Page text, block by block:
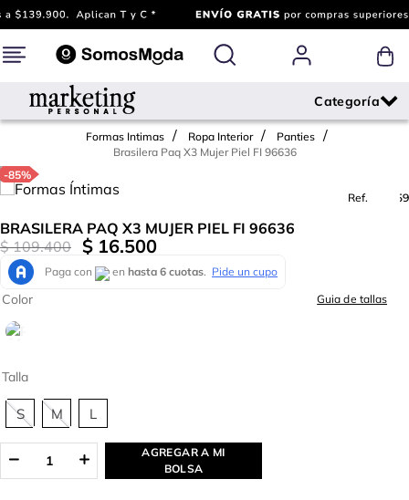
Formas Intimas Ropa Interior
Panties
Brasilera Paq X3 Mujer Piel FI 96636
-85%
Ref.
646359
BRASILERA PAQ X3 MUJER PIEL FI 96636
$ 109.400 $ 16.500
Talla
S M L
Color Guia de tallas
AGREGAR A MI
BOLSA